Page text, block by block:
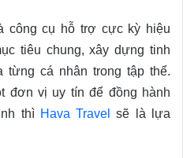
công cụ hỗ trợ cực kỳ hiệu
tiêu chung, xây dựng tinh
từng cá nhân trong tập thể.
đơn vị uy tín để đồng hành
thì Hava Travel
sẽ là lựa